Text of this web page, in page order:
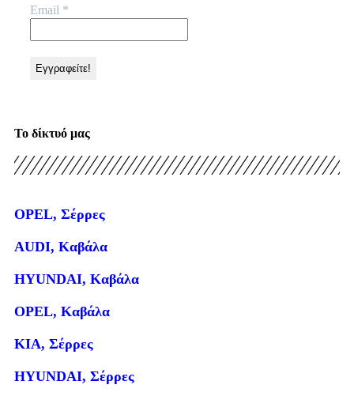
Email *
Το δίκτυό μας
OPEL, Σέρρες
AUDI, Καβάλα
HYUNDAI, Καβάλα
OPEL, Καβάλα
KIA, Σέρρες
HYUNDAI, Σέρρες